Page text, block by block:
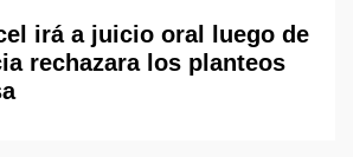
irá a juicio oral luego de
rechazara los planteos